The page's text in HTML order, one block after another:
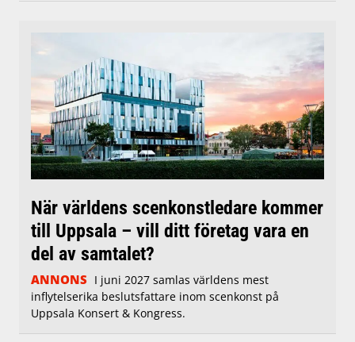
När världens scenkonstledare kommer
till Uppsala – vill ditt företag vara en
del av samtalet?
ANNONS I juni 2027 samlas världens mest
inflytelserika beslutsfattare inom scenkonst på
Uppsala Konsert & Kongress.